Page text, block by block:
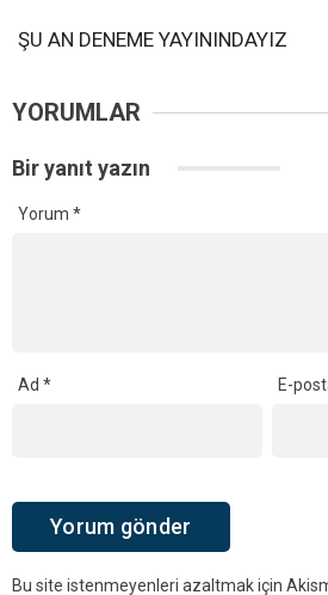
ŞU AN DENEME YAYININDAYIZ
YORUMLAR
Bir yanıt yazın
Yorum *
Ad * E-
Bu site istenmeyenleri azaltmak için